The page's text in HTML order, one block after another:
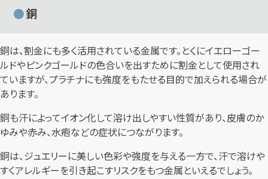
銅
銅は、割金にも多く活用されている金属です。とくにイエローゴー
ルドやピンクゴールドの色合いを出すために割金として使用され
ていますが、プラチナにも強度をもたせる目的で加えられる場合が
あります。
銅も汗によってイオン化して溶け出しやすい性質があり、皮膚のか
ゆみや赤み、水疱などの症状につながります。
銅は、ジュエリーに美しい色彩や強度を与える一方で、汗で溶けや
すくアレルギーを引き起こすリスクをもつ金属といえるでしょう。